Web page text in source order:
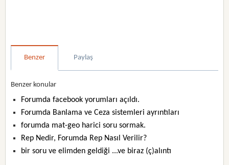
Benzer Paylaş
Benzer konular
Forumda facebook yorumları açıldı.
Forumda Banlama ve Ceza sistemleri ayrıntıları
forumda mat-geo harici soru sormak.
Rep Nedir, Forumda Rep Nasıl Verilir?
bir soru ve elimden geldiği ...ve biraz (ç)alıntı